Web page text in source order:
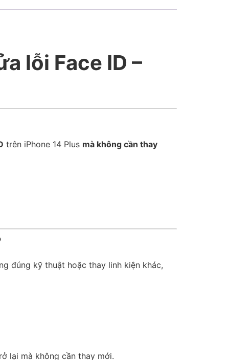
lỗi Face ID –
trên iPhone 14 Plus mà không cần thay
đúng kỹ thuật hoặc thay linh kiện khác,
lại mà không cần thay mới.